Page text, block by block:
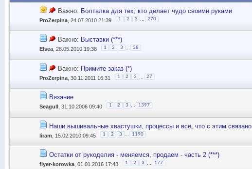
Важно: Болталка для тех, кто делает чудо своими руками
ProZerpina , 24.07.2010 21:39 1 2 3 270
Важно: Выставки (***)
Elsea , 28.05.2010 19:38 1 2 3 38
Важно: Примите заказ (*)
ProZerpina , 30.11.2011 16:31 1 2 3 27
Вязание
Seagull , 31.10.2006 09:40 1 2 3 1397
Наши вышивальные хвастушки, процессы и всё, что с этим связано
liram , 15.02.2010 09:45 1 2 3 1190
Остатки от рукоделия - меняемся, продаем - часть 2 (***)
flyer-korowka , 01.01.2016 17:43 1 2 3 177